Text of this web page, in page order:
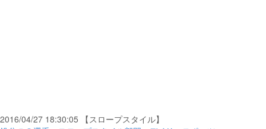
2016/04/27 18:30:05 【スロープスタイル】